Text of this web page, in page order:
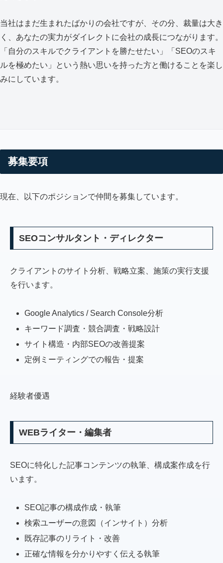
当社はまだ生まれたばかりの会社ですが、その分、裁量は大き
く、あなたの実力がダイレクトに会社の成長につながります。
「自分のスキルでクライアントを勝たせたい」「SEOのスキ
ルを極めたい」という熱い思いを持った方と働けることを楽し
みにしています。
募集要項
現在、以下のポジションで仲間を募集しています。
SEOコンサルタント・ディレクター
クライアントのサイト分析、戦略立案、施策の実行支援
を行います。
Google Analytics / Search Console分析
キーワード調査・競合調査・戦略設計
サイト構造・内部SEOの改善提案
定例ミーティングでの報告・提案
経験者優遇
WEBライター・編集者
SEOに特化した記事コンテンツの執筆、構成案作成を行
います。
SEO記事の構成作成・執筆
検索ユーザーの意図（インサイト）分析
既存記事のリライト・改善
正確な情報を分かりやすく伝える執筆